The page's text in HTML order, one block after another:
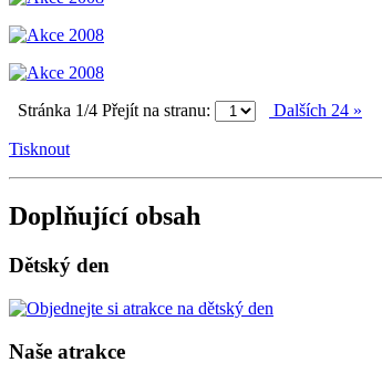
Stránka 1/4 Přejít na stranu: Dalších 24 »
Tisknout
Doplňující obsah
Dětský den
Naše atrakce